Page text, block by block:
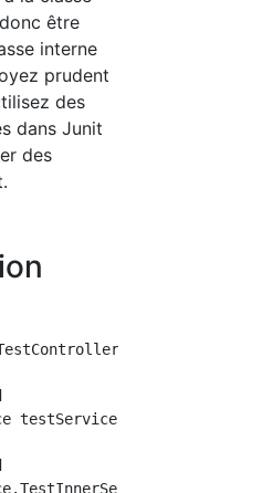
être
interne
prudent
des
dans Junit
des
{
testService;